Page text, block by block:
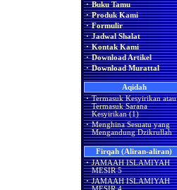
· Buku Tamu
· Produk Kami
· Formulir
· Jadwal Shalat
· Kontak Kami
· Download Artikel
· Download Murattal
Aqidah
· Termasuk Kesyirikan atau
Termasuk Sarana
Kesyirikan (1)
· Menghina Sesuatu yang
Mengandung Dzikrullah
Firqah (Aliran-aliran)
· JAMAAH ISLAMIYAH
MESIR 5
· JAMAAH ISLAMIYAH